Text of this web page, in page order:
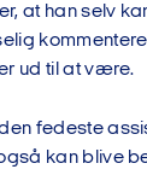
at han selv
ud til at være.
fedeste
kan blive